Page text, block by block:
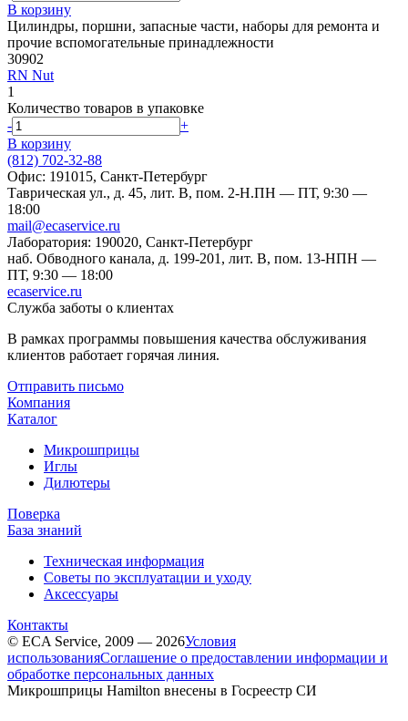
В корзину
Цилиндры, поршни, запасные части, наборы для ремонта и
прочие вспомогательные принадлежности
30902
RN Nut
1
Количество товаров в упаковке
-
+
В корзину
(812) 702-32-88
Офис: 191015, Санкт-Петербург
Таврическая ул., д. 45, лит. В, пом. 2-Н.ПН — ПТ, 9:30 —
18:00
mail@ecaservice.ru
Лаборатория: 190020, Санкт-Петербург
наб. Обводного канала, д. 199-201, лит. В, пом. 13-НПН —
ПТ, 9:30 — 18:00
ecaservice.ru
Служба заботы о клиентах
В рамках программы повышения качества обслуживания
клиентов работает горячая линия.
Отправить письмо
Компания
Каталог
Микрошприцы
Иглы
Дилютеры
Поверка
База знаний
Техническая информация
Советы по эксплуатации и уходу
Аксессуары
Контакты
© ECA Service, 2009 — 2026Условия
использованияСоглашение о предоставлении информации и
обработке персональных данных
Микрошприцы Hamilton внесены в Госреестр СИ